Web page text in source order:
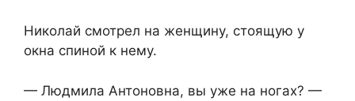
Николай смотрел на женщину, стоящую у
окна спиной к нему.
— Людмила Антоновна, вы уже на ногах? —